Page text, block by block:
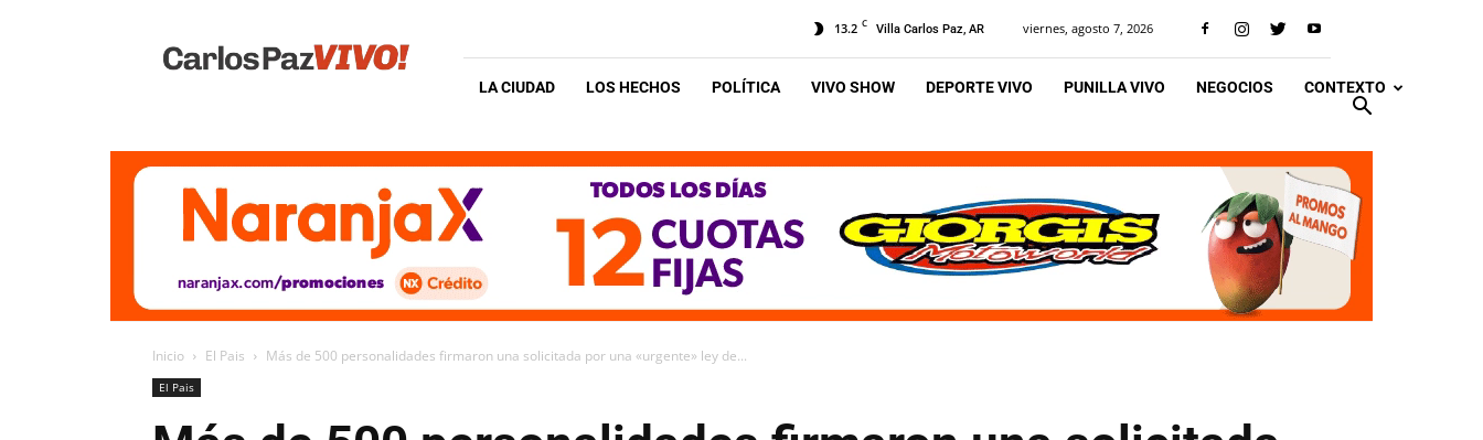
Vivo
13.2 C Villa Carlos Paz, AR viernes, agosto 7, 2026
LA CIUDAD LOS HECHOS POLÍTICA VIVO SHOW DEPORTE VIVO PUNILLA VIVO NEGOCIOS CONTEXTO
Inicio El Pais Más de 500 personalidades firmaron una solicitada por una «urgente» ley de...
El Pais